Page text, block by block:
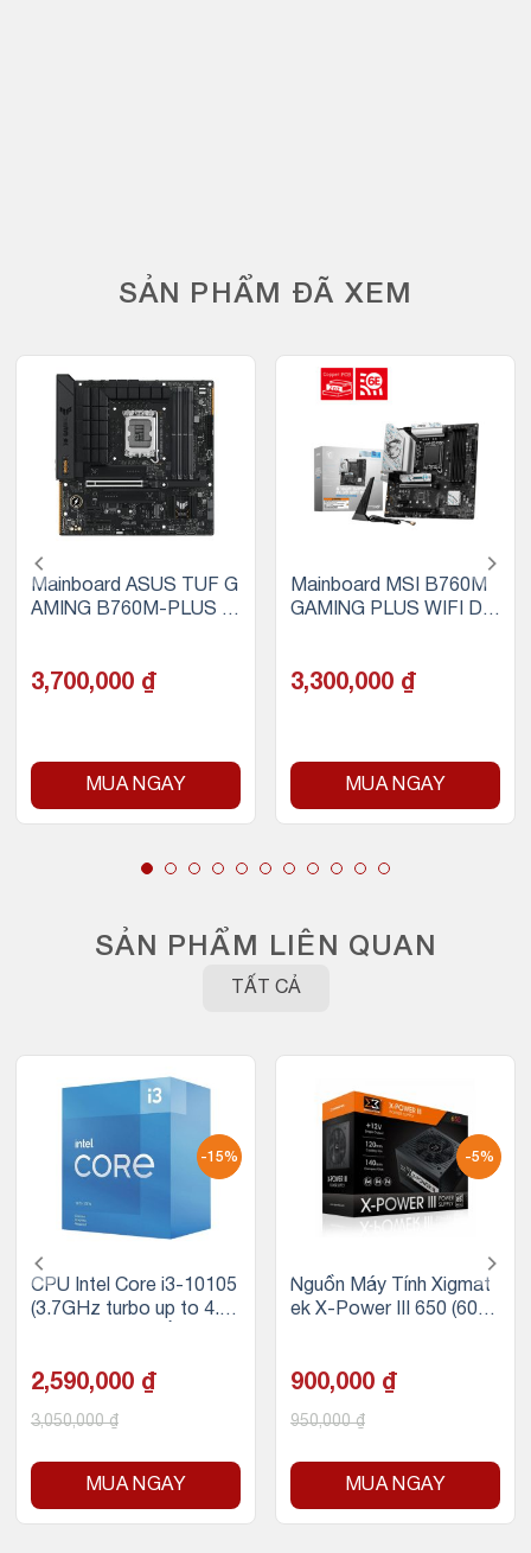
SẢN PHẨM ĐÃ XEM
Mainboard ASUS TUF G
AMING B760M-PLUS II
3,700,000 ₫
MUA NGAY
Mainboard MSI B760M
GAMING PLUS WIFI DD
3,300,000 ₫
MUA NGAY
SẢN PHẨM LIÊN QUAN
TẤT CẢ
-15%
CPU Intel Core i3-10105
(3.7GHz turbo up to 4.4
2,590,000 ₫
3,050,000₫
MUA NGAY
-5%
Nguồn Máy Tính Xigmat
ek X-Power III 650 (600
900,000 ₫
950,000₫
MUA NGAY